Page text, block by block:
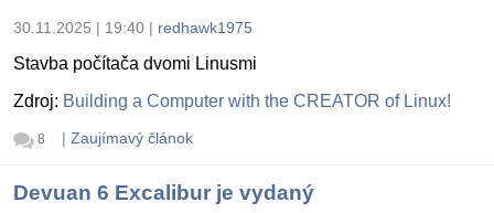
30.11.2025 | 19:40 | redhawk1975
Stavba počítača dvomi Linusmi
Zdroj: Building a Computer with the CREATOR of Linux!
8 | Zaujímavý článok
Devuan 6 Excalibur je vydaný